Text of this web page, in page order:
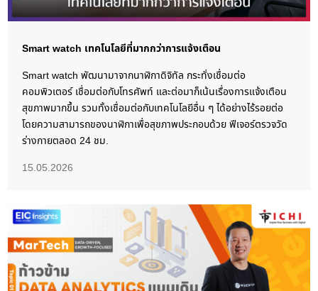
Smart watch เทคโนโลยีที่มากกว่าการแจ้งเตือน
Smart watch พัฒนามาจากนาฬิกาดิจิทัล กระทั่งเชื่อมต่อ
คอมพิวเตอร์ เชื่อมต่อกับโทรศัพท์ และต่อมาก็เน้นเรื่องการแจ้งเตือน
สุขภาพมากขึ้น รวมทั้งเชื่อมต่อกับเทคโนโลยีอื่น ๆ ได้อย่างไร้รอยต่อ
โดยความสามารถของนาฬิกาเพื่อสุขภาพประกอบด้วย ฟีเจอร์ตรวจวัด
ร่างกายตลอด 24 ชม.
15.05.2026